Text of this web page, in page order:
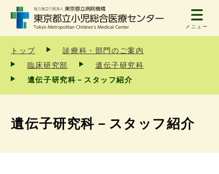
メニュー
トップ
診療科・部門のご案内
臨床研究部
遺伝子研究科
遺伝子研究科－スタッフ紹介
遺伝子研究科－スタッフ紹介